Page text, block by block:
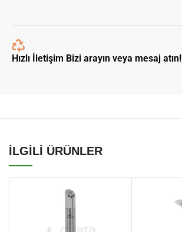
Hızlı İletişim Bizi arayın veya mesaj atın!
İLGİLİ ÜRÜNLER